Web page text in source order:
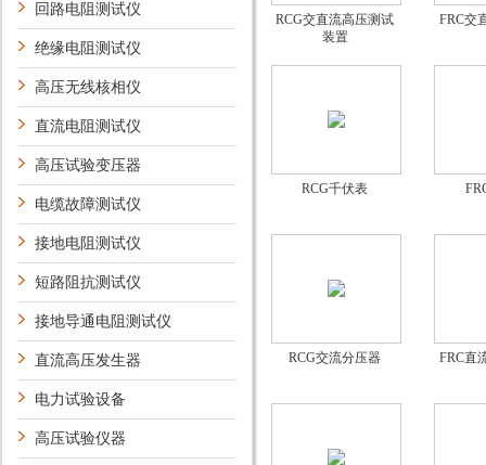
回路电阻测试仪
绝缘电阻测试仪
高压无线核相仪
直流电阻测试仪
高压试验变压器
电缆故障测试仪
接地电阻测试仪
短路阻抗测试仪
接地导通电阻测试仪
直流高压发生器
电力试验设备
高压试验仪器
RCG交直流高压测试
装置
FRC交
RCG千伏表
RCG交流分压器 FRC直